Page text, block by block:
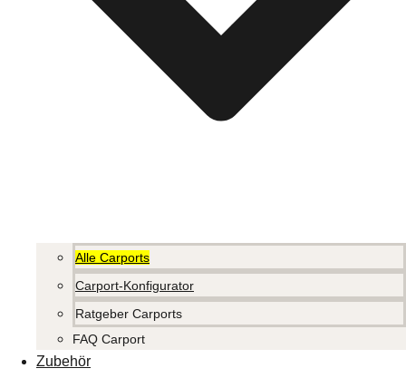
Alle Carports
Carport-Konfigurator
Ratgeber Carports
FAQ Carport
Zubehör